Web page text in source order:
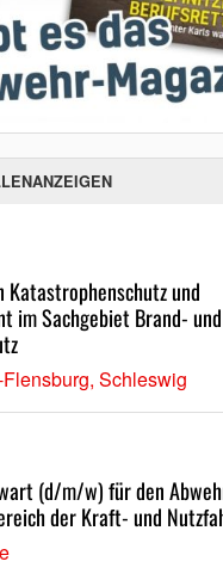
und
im Sachgebiet Brand- und
Schleswig
(d/m/w) für den
der Kraft- und